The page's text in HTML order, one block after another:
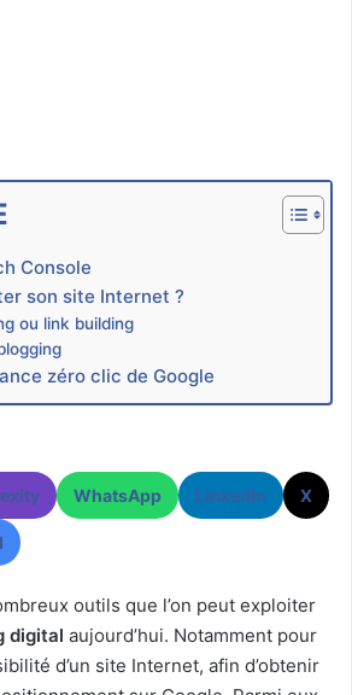
Console
son site Internet ?
ou link building
zéro clic de Google
WhatsApp LinkedIn X
outils que l’on peut exploiter
digital aujourd’hui. Notamment pour
d’un site Internet, afin d’obtenir